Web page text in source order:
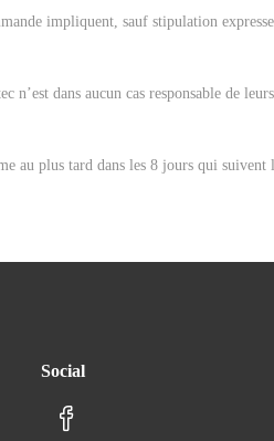
impliquent, sauf stipulation
dans aucun cas responsable de
au plus tard dans les 8 jours qui suivent
Social